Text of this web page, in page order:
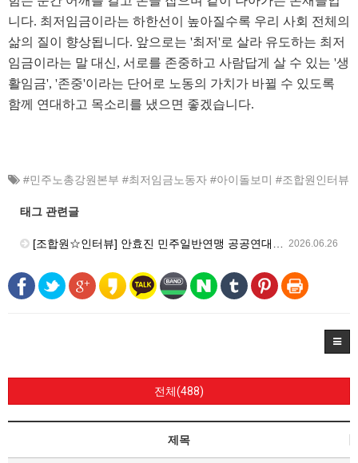
니다. 최저임금이라는 하한선이 높아질수록 우리 사회 전체의
삶의 질이 향상됩니다. 앞으로는 '최저'로 살라 유도하는 최저
임금이라는 말 대신, 서로를 존중하고 사람답게 살 수 있는 '생
활임금', '존중'이라는 단어로 노동의 가치가 바뀔 수 있도록
함께 연대하고 목소리를 냈으면 좋겠습니다.
#민주노총강원본부 #최저임금노동자 #아이돌보미 #조합원인터뷰
태그 관련글
2026.06.26
[조합원☆인터뷰] 안효진 민주일반연맹 공공연대노조 아이돌봄 강원지부 춘천지회 조합원 인터뷰
전체(488)
제목